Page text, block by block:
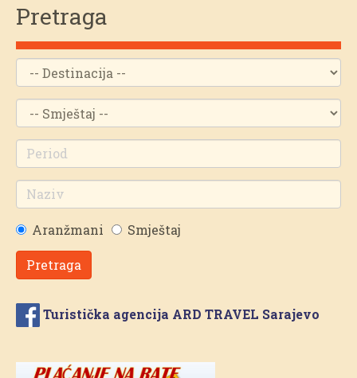
Pretraga
Aranžmani Smještaj
Pretraga
Turistička agencija ARD TRAVEL Sarajevo